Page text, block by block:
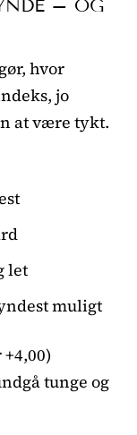
– OG
hvor
jo
at være tykt.
let
muligt
tunge og